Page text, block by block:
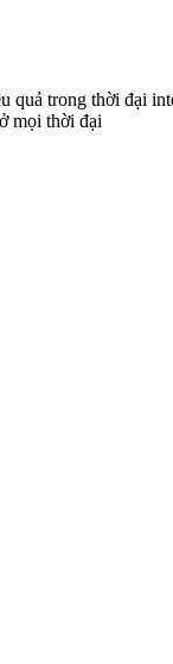
trong thời đại
mọi thời đại